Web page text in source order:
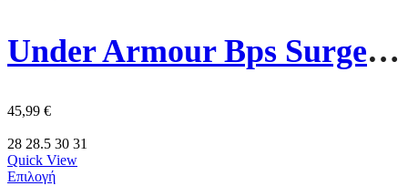
Under Armour Bps Surge 4 Παιδικα Παπούτσια 3027104-013 Γκρι/Κιτρινο
45,99 €
28 28.5 30 31
Quick View
Επιλογή